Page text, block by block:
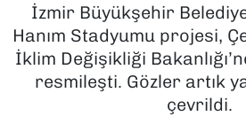
İzmir Büyükşehir
Hanım Stadyumu projesi,
İklim Değişikliği
resmileşti. Gözler artık
çevrildi.
MAGAZİN
POLİTİKA
Haber Arşivi